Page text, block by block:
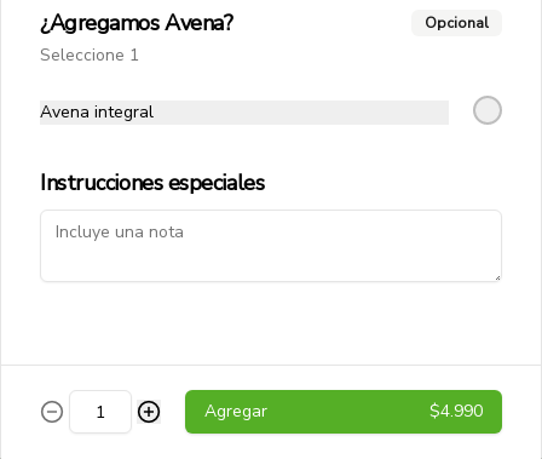
hidratado mientras disfrutas de un
Conócenos
Despacho
¿Agregamos Avena? Opcional
Seleccione 1
Avena integral
Instrucciones especiales
Agregar $4.990